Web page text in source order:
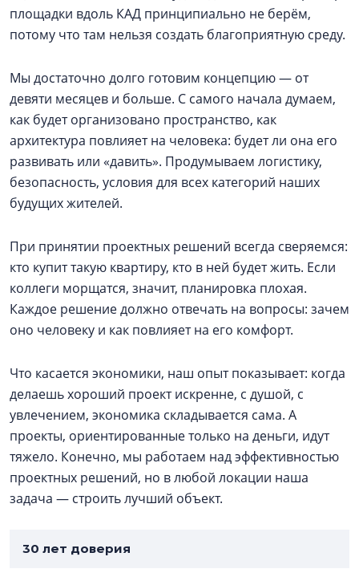
площадки вдоль КАД принципиально не берём,
потому что там нельзя создать благоприятную среду.
Мы достаточно долго готовим концепцию — от
девяти месяцев и больше. С самого начала думаем,
как будет организовано пространство, как
архитектура повлияет на человека: будет ли она его
развивать или «давить». Продумываем логистику,
безопасность, условия для всех категорий наших
будущих жителей.
При принятии проектных решений всегда сверяемся:
кто купит такую квартиру, кто в ней будет жить. Если
коллеги морщатся, значит, планировка плохая.
Каждое решение должно отвечать на вопросы: зачем
оно человеку и как повлияет на его комфорт.
Что касается экономики, наш опыт показывает: когда
делаешь хороший проект искренне, с душой, с
увлечением, экономика складывается сама. А
проекты, ориентированные только на деньги, идут
тяжело. Конечно, мы работаем над эффективностью
проектных решений, но в любой локации наша
задача — строить лучший объект.
30 лет доверия